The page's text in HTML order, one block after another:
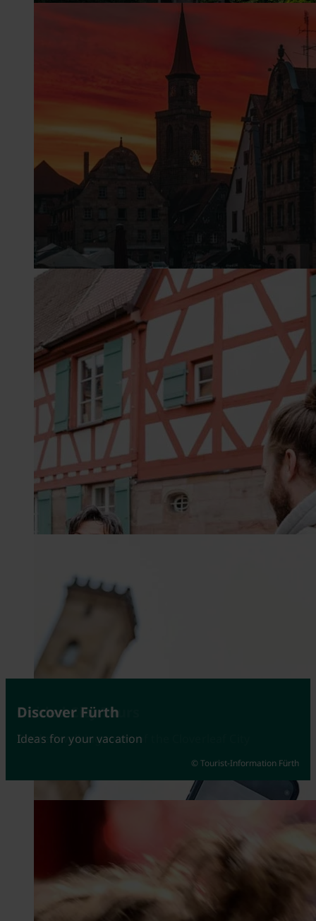
Attractions
Fürth at its best
© Johannes Heuckeroth
Guided City Tours
Guided walking tours of the Cloverleaf City
© Kerstin Nussbächer
Discover Fürth
Ideas for your vacation
© Tourist-Information Fürth